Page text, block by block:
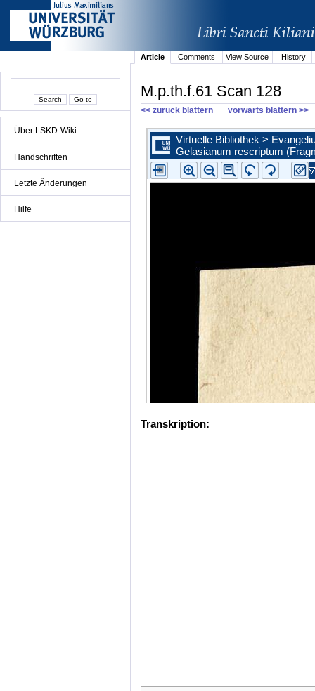
Über LSKD-Wiki
Handschriften
Letzte Änderungen
Hilfe
Article Comments View Source History
M.p.th.f.61 Scan 128
<< zurück blättern vorwärts blättern >>
Transkription: